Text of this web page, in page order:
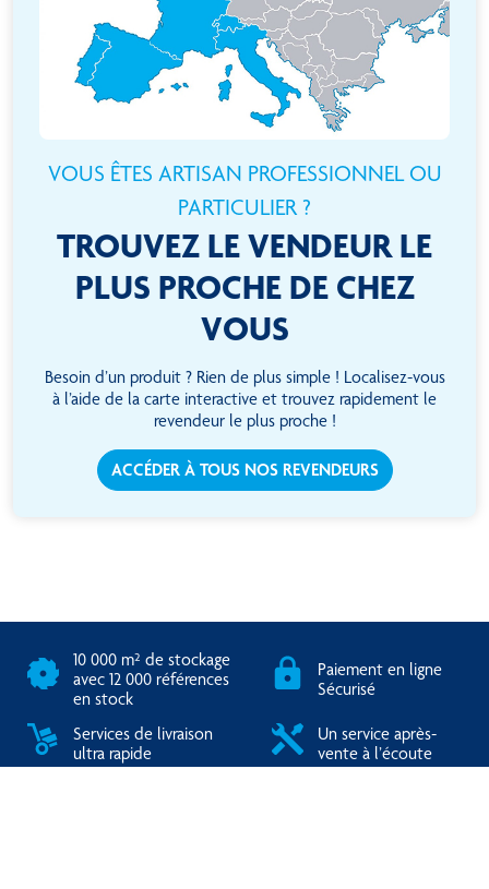
VOUS ÊTES ARTISAN PROFESSIONNEL OU
PARTICULIER ?
TROUVEZ LE VENDEUR LE
PLUS PROCHE DE CHEZ
VOUS
Besoin d’un produit ? Rien de plus simple ! Localisez-vous
à l’aide de la carte interactive et trouvez rapidement le
revendeur le plus proche !
ACCÉDER À TOUS NOS REVENDEURS
10 000 m² de stockage
avec 12 000 références
en stock
Paiement en ligne
Sécurisé
Services de livraison
ultra rapide
Un service après-
vente à l’écoute